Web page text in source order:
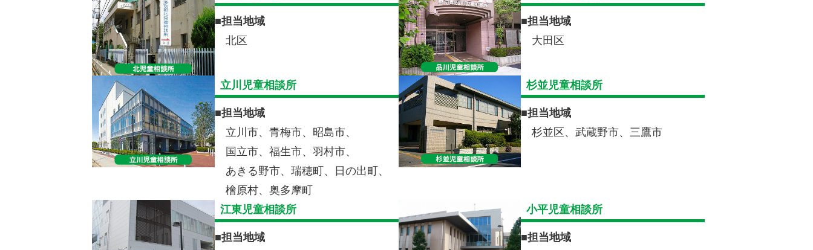
■担当地域
北区
■担当地域
大田区
立川児童相談所
■担当地域
立川市、青梅市、昭島市、
国立市、福生市、 羽村市、
あきる野市、瑞穂町、日の出町、
檜原村、奥多摩町
杉並児童相談所
■担当地域
杉並区、武蔵野市、三鷹市
江東児童相談所
■担当地域
小平児童相談所
■担当地域